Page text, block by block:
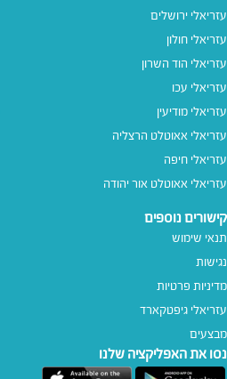
עזריאלי ירושלים
עזריאלי חולון
עזריאלי הוד השרון
עזריאלי עכו
עזריאלי מודיעין
עזריאלי אאוטלט הרצליה
עזריאלי חיפה
עזריאלי אאוטלט אור יהודה
קישורים נוספים
תנאי שימוש
נגישות
מדיניות פרטיות
עזריאלי גיפטקארד
מבצעים
נסו את האפליקציה שלנו